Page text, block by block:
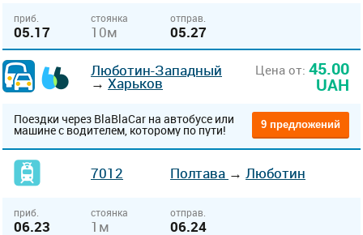
приб.
05.17
стоянка
10м
отправ.
05.27
Люботин-Западный
→Харьков
Цена от: 45.00
UAH
Поездки через BlaBlaCar на автобусе или
машине с водителем, которому по пути! 9 предложений
7012 Полтава → Люботин
приб.
06.23
стоянка
1м
отправ.
06.24